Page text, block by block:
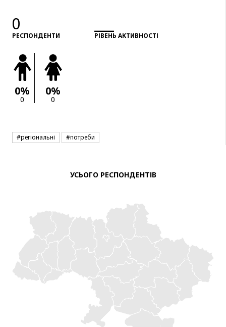
0
РЕСПОНДЕНТИ РІВЕНЬ АКТИВНОСТІ
0%
0
0%
0
#регіональні #потреби
УСЬОГО РЕСПОНДЕНТІВ